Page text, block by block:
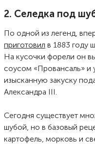
шампанского добавит
бокал шампанского на Новый
2. Селедка под
По одной из легенд,
приготовил в 1883 году
На кусочки форели он
соусом «Провансаль» и
изысканную закуску
Александра III .
Сегодня существует
шубой, но в базовый
картофель, морковь и